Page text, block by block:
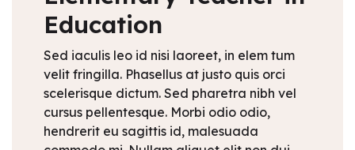
Education
Sed iaculis leo id nisi laoreet, in elem tum
velit fringilla. Phasellus at justo quis orci
scelerisque dictum. Sed pharetra nibh vel
cursus pellentesque. Morbi odio odio,
hendrerit eu sagittis id, malesuada